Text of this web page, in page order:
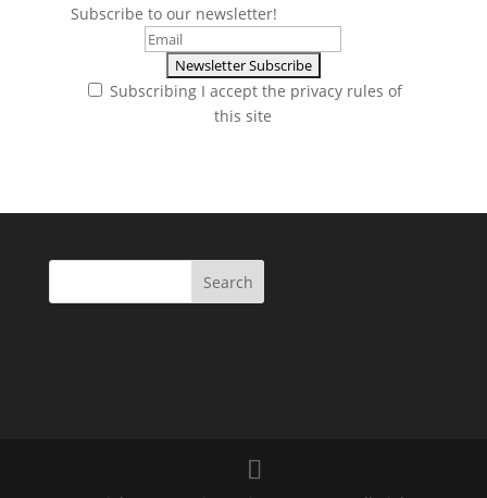
Subscribe to our newsletter!
Subscribing I accept the privacy rules of
this site